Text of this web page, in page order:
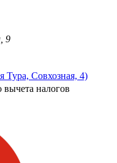
9
Тура, Совхозная, 4)
вычета налогов